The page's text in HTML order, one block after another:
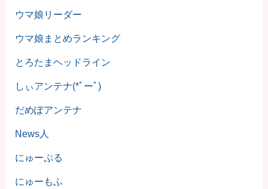
ウマ娘リーダー
ウマ娘まとめランキング
とろたまヘッドライン
しぃアンテナ(*ﾟーﾟ)
だめぽアンテナ
News人
にゅーぷる
にゅーもふ